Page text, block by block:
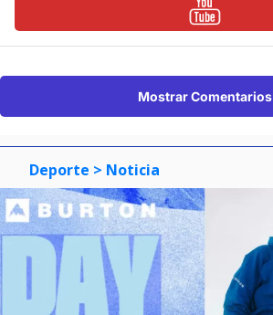
Mostrar Comentarios
Deporte > Noticia